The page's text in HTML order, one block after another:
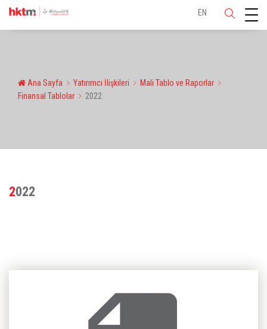
EN
Ana Sayfa Yatırımcı İlişkileri
Mali Tablo ve Raporlar
Finansal Tablolar
2022
2022